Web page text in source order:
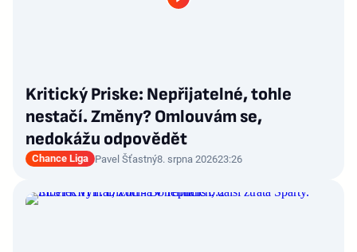
Kritický Priske: Nepřijatelné, tohle
nestačí. Změny? Omlouvám se,
nedokážu odpovědět
Chance Liga Pavel Šťastný8. srpna 202623:26